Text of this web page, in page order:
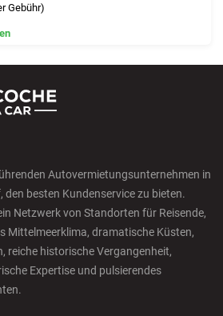
Gebühr)
Autovermietungsunternehmen in
besten Kundenservice zu bieten.
Netzwerk von Standorten für Reisende,
Mittelmeerklima, dramatische Küsten,
reiche historische Vergangenheit,
Expertise und pulsierendes